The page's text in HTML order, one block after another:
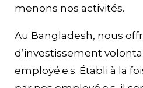
menons nos activités.
Au Bangladesh, nous
d’investissement
employé.e.s. Établi à la